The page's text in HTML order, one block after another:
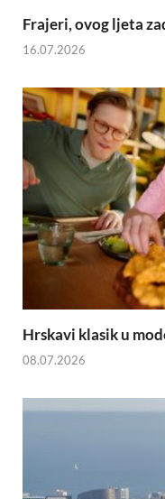
Frajeri, ovog ljeta
16.07.2026
Hrskavi klasik u
08.07.2026